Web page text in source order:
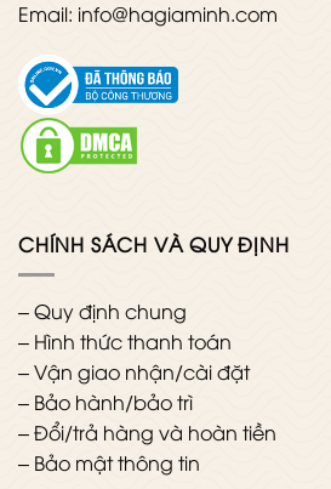
Email: info@hagiaminh.com
CHÍNH SÁCH VÀ QUY ĐỊNH
–Quy định chung
– Hình thức thanh toán
–Vận giao nhận/cài đặt
– Bảo hành/bảo trì
–Đổi/trả hàng và hoàn tiền
– Bảo mật thông tin